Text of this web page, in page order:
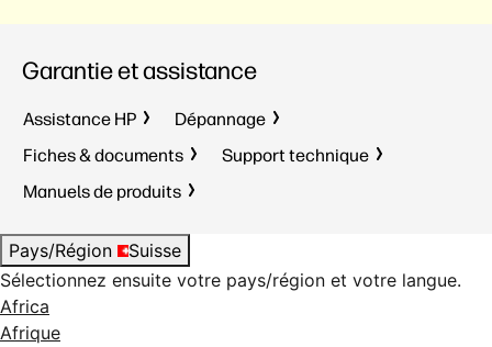
Garantie et assistance
Assistance HP
Dépannage
Fiches & documents
Support technique
Manuels de produits
Pays/Région
Suisse
Sélectionnez ensuite votre pays/région et votre langue.
Africa
Afrique